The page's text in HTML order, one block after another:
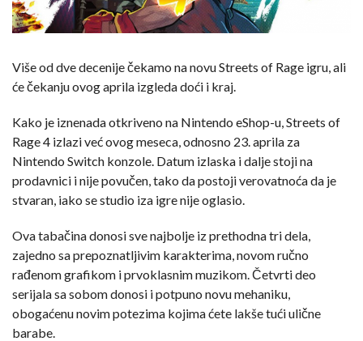
Više od dve decenije čekamo na novu Streets of Rage igru, ali
će čekanju ovog aprila izgleda doći i kraj.
Kako je iznenada otkriveno na Nintendo eShop-u, Streets of
Rage 4 izlazi već ovog meseca, odnosno 23. aprila za
Nintendo Switch konzole. Datum izlaska i dalje stoji na
prodavnici i nije povučen, tako da postoji verovatnoća da je
stvaran, iako se studio iza igre nije oglasio.
Ova tabačina donosi sve najbolje iz prethodna tri dela,
zajedno sa prepoznatljivim karakterima, novom ručno
rađenom grafikom i prvoklasnim muzikom. Četvrti deo
serijala sa sobom donosi i potpuno novu mehaniku,
obogaćenu novim potezima kojima ćete lakše tući ulične
barabe.